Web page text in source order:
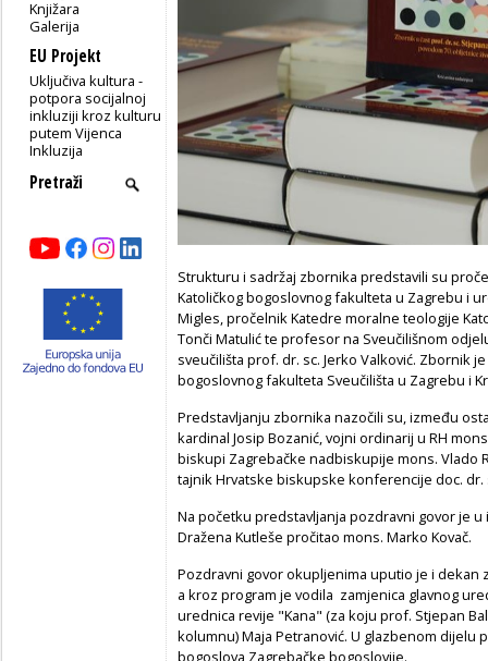
Knjižara
Galerija
EU Projekt
Uključiva kultura -
potpora socijalnoj
inkluziji kroz kulturu
putem Vijenca
Inkluzija
Strukturu i sadržaj zbornika predstavili su
Katoličkog bogoslovnog fakulteta u Zagrebu i
Migles, pročelnik Katedre moralne teologije
Tonči Matulić te profesor na Sveučilišnom
sveučilišta prof. dr. sc. Jerko Valković. Zbornik
bogoslovnog fakulteta Sveučilišta u Zagrebu i
Predstavljanju zbornika nazočili su, između
kardinal Josip Bozanić, vojni ordinarij u RH
biskupi Zagrebačke nadbiskupije mons. Vlado
tajnik Hrvatske biskupske konferencije doc. dr.
Na početku predstavljanja pozdravni govor je
Dražena Kutleše pročitao mons. Marko Kovač.
Pozdravni govor okupljenima uputio je i dekan
a kroz program je vodila zamjenica glavnog
urednica revije "Kana" (za koju prof. Stjepan
kolumnu) Maja Petranović. U glazbenom dijelu